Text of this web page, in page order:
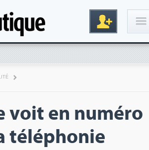
voit en numéro
téléphonie